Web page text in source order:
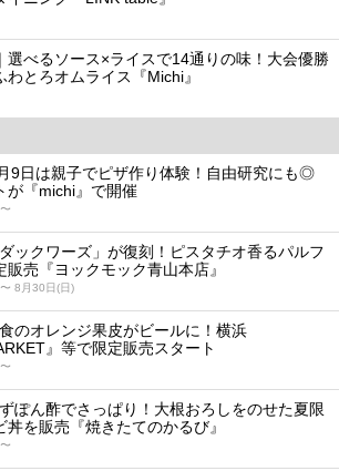
選べるソース×ライスで14通りの味！大会優勝
わとろオムライス『Michi』
9日は親子でピザ作り体験！自由研究にも◎
が『michi』で開催
ックワーズ」が復刻！ピスタチオ香るパルフ
販売『ヨックモック青山本店』
8月30日(日)
のオレンジ果皮がビールに！横浜
』等で限定販売スタート
ぽん酢でさっぱり！大根おろしをのせた夏限
丼を販売『焼きたてのかるび』